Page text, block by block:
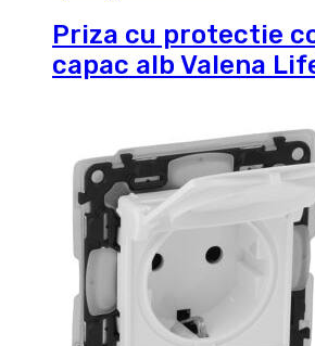
Priza cu protectie
capac alb Valena